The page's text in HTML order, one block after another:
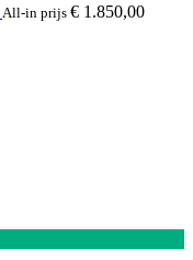
All-in prijs € 1.850,00